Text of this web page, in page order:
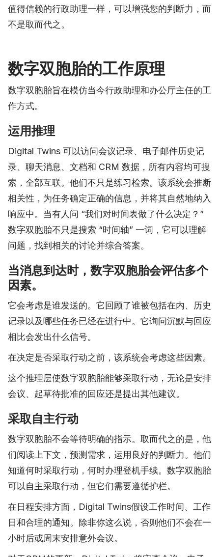
值得信赖的行政助理一样，可以增强您的判断力，而
不是取而代之。
数字双胞胎的工作原理
数字双胞胎旨在模仿当今行政助理和办公厅主任的工
作方式。
运用推理
Digital Twins 可以访问会议记录、电子邮件历史记
录、聊天消息、文档和 CRM 数据，所有内容均可搜
索，全部互联。他们不只是练习检索。该系统会推断
相关性，为任务确定正确的信息，并将其自然地纳入
响应中。当有人问 “我们对时间表做了什么决定？”
数字双胞胎不只是搜索 “时间轴” 一词，它可以理解
问题，找到相关的讨论并综合答案。
当消息到达时，数字双胞胎会评估多个
因素。
它会考虑是谁发送的。它回顾了谁被包括在内、历史
记录以及哪些任务已经在进行中。它询问沉默与回应
相比会发出什么信号。
在决定是否采取行动之前，该系统会考虑这些因素。
这个推理层使数字双胞胎能够采取行动，无论是安排
会议、起草待批准的回应还是提出其他建议。
采取自主行动
数字双胞胎不会等待明确的指示。取而代之的是，他
们阅读上下文，预测需求，运用良好的判断力。他们
知道何时采取行动，何时办理登机手续。数字双胞胎
可以自主采取行动，但它们需要遵循护栏。
在日程安排方面，Digital Twins假设工作时间、工作
日和合理的通知。除非你这么说，否则他们不会在一
小时后或周末安排意外会议。